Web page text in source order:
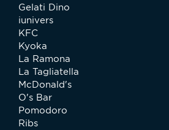
Gelati Dino
iunivers
KFC
Kyoka
La Ramona
La Tagliatella
McDonald's
O's Bar
Pomodoro
Ribs